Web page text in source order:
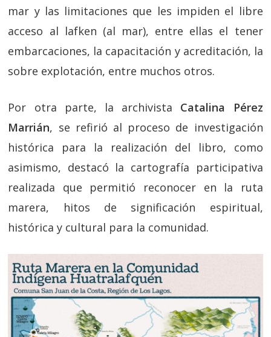
mar y las limitaciones que les impiden el libre
acceso al lafken (al mar), entre ellas el tener
embarcaciones, la capacitación y acreditación, la
sobre explotación, entre muchos otros.
Por otra parte, la archivista Catalina Pérez
Marrián, se refirió al proceso de investigación
histórica para la realización del libro, como
asimismo, destacó la cartografía participativa
realizada que permitió reconocer en la ruta
marera, hitos de significación espiritual,
histórica y cultural para la comunidad.